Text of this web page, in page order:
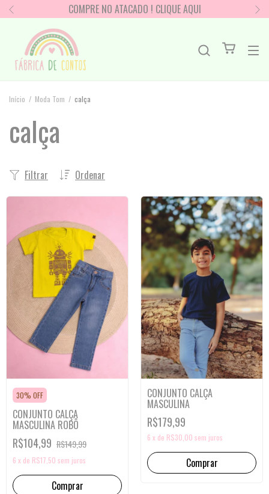
COMPRE NO ATACADO ! CLIQUE AQUI
Início / Moda Tom / calça
calça
Ordenar
Filtrar
30% OFF
CONJUNTO CALÇA
MASCULINA ROBÔ
R$104,99 R$149,99
6 x de R$17,50 sem juros
Comprar
CONJUNTO CALÇA
MASCULINA
R$179,99
6 x de R$30,00 sem juros
Comprar